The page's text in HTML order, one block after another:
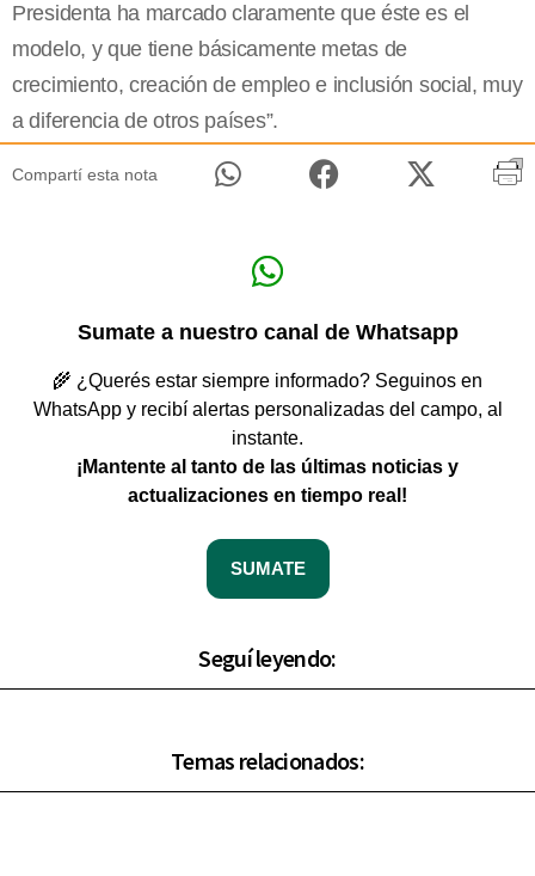
Presidenta ha marcado claramente que éste es el
modelo, y que tiene básicamente metas de
crecimiento, creación de empleo e inclusión social, muy
a diferencia de otros países”.
Compartí esta nota
Sumate a nuestro canal de Whatsapp
🌾 ¿Querés estar siempre informado? Seguinos en
WhatsApp y recibí alertas personalizadas del campo, al
instante.
¡Mantente al tanto de las últimas noticias y
actualizaciones en tiempo real!
SUMATE
Seguí leyendo:
Temas relacionados: